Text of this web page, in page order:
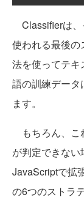
Classifierは、
使われる最後の
法を使ってテ
語の訓練データ
ます。
もちろん、こ
が判定できな
JavaScriptで拡
の6つのストラ